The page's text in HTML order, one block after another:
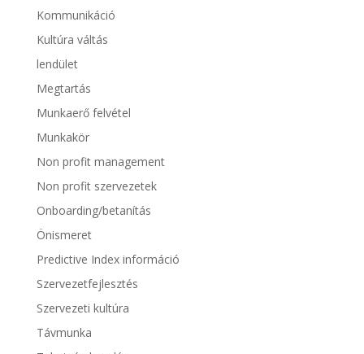
Kommunikáció
Kultúra váltás
lendület
Megtartás
Munkaerő felvétel
Munkakör
Non profit management
Non profit szervezetek
Onboarding/betanítás
Önismeret
Predictive Index információ
Szervezetfejlesztés
Szervezeti kultúra
Távmunka